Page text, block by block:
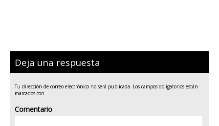
Deja una respuesta
Tu dirección de correo electrónico no será publicada. Los campos obligatorios están
marcados con
Comentario